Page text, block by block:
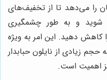
را می‌دهد تا از تخفیف‌های
شوید و به طور چشمگیری
کاهش دهید. این امر به ویژه
زیادی از نایلون حبابدار
اهمیت است.